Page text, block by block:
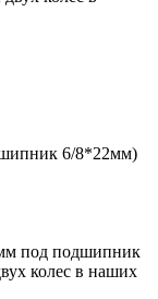
под подшипник
колес в наших